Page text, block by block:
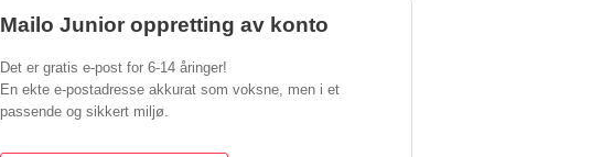
Mailo Junior oppretting av konto
Det er gratis e-post for 6-14 åringer!
En ekte e-postadresse akkurat som voksne, men i et
passende og sikkert miljø.